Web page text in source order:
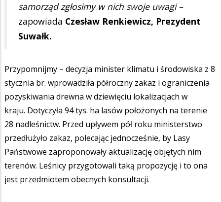
samorząd zgłosimy w nich swoje uwagi –
zapowiada Czesław Renkiewicz, Prezydent
Suwałk.
Przypomnijmy – decyzja minister klimatu i środowiska z 8
stycznia br. wprowadziła półroczny zakaz i ograniczenia
pozyskiwania drewna w dziewięciu lokalizacjach w
kraju. Dotyczyła 94 tys. ha lasów położonych na terenie
28 nadleśnictw. Przed upływem pół roku ministerstwo
przedłużyło zakaz, polecając jednocześnie, by Lasy
Państwowe zaproponowały aktualizację objętych nim
terenów. Leśnicy przygotowali taką propozycję i to ona
jest przedmiotem obecnych konsultacji.